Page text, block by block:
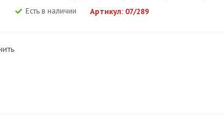
Есть в наличии Артикул: 07/289